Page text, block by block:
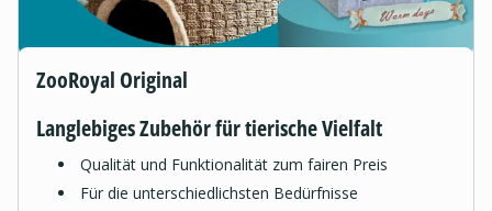
ZooRoyal Original
Langlebiges Zubehör für tierische Vielfalt
Qualität und Funktionalität zum fairen Preis
Für die unterschiedlichsten Bedürfnisse